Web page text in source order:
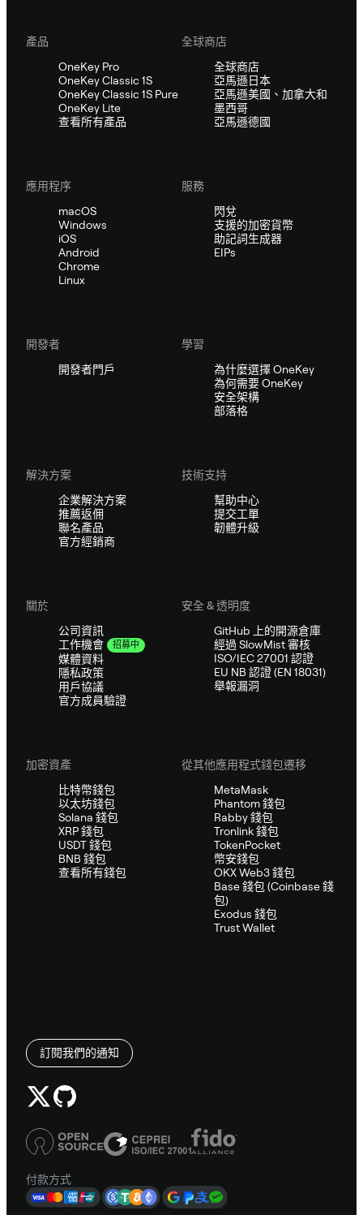
產品
OneKey Pro
OneKey Classic 1S
OneKey Classic 1S Pure
OneKey Lite
查看所有產品
全球商店
全球商店
亞馬遜日本
亞馬遜美國、加拿大和
墨西哥
亞馬遜德國
應用程序
macOS
Windows
iOS
Android
Chrome
Linux
服務
閃兌
支援的加密貨幣
助記詞生成器
EIPs
開發者
開發者門戶
學習
為什麼選擇 OneKey
為何需要 OneKey
安全架構
部落格
解決方案
企業解決方案
推薦返佣
聯名產品
官方經銷商
技術支持
幫助中心
提交工單
韌體升級
關於
公司資訊
工作機會
招募中
媒體資料
隱私政策
用戶協議
官方成員驗證
安全 & 透明度
GitHub 上的開源倉庫
經過 SlowMist 審核
ISO/IEC 27001 認證
EU NB 認證 (EN 18031)
舉報漏洞
加密資產
比特幣錢包
以太坊錢包
Solana 錢包
XRP 錢包
USDT 錢包
BNB 錢包
查看所有錢包
從其他應用程式錢包遷移
MetaMask
Phantom 錢包
Rabby 錢包
Tronlink 錢包
TokenPocket
幣安錢包
OKX Web3 錢包
Base 錢包 (Coinbase 錢
包)
Exodus 錢包
Trust Wallet
訂閱我們的通知
付款方式